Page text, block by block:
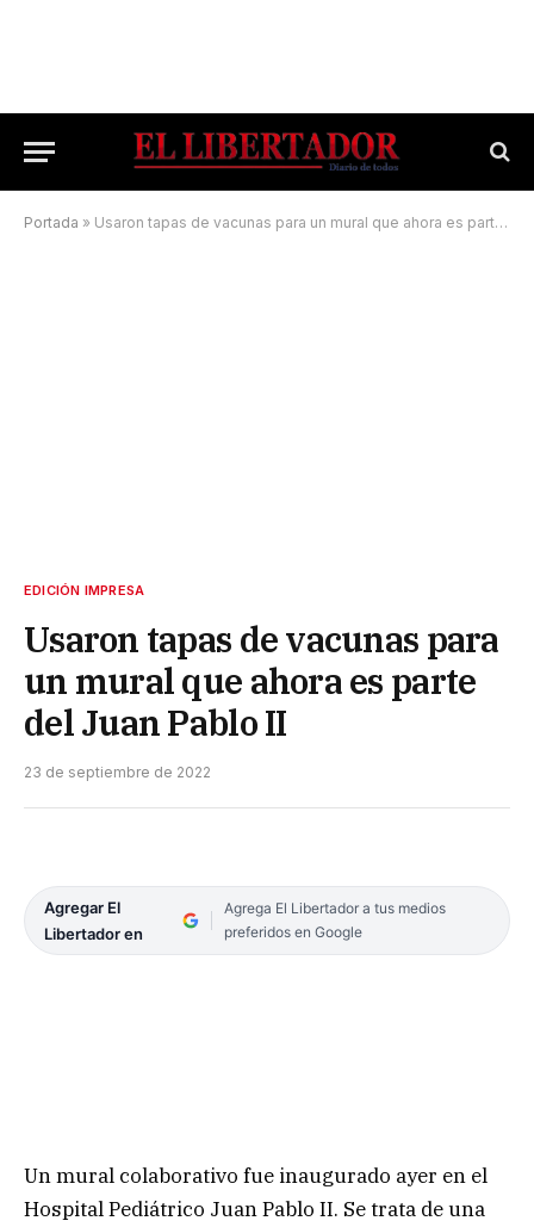
Portada » Usaron tapas de vacunas para un mural que ahora es parte del Juan Pablo II
EDICIÓN IMPRESA
Usaron tapas de vacunas para
un mural que ahora es parte
del Juan Pablo II
23 de septiembre de 2022
Agregar El
Libertador en
Agrega El Libertador a tus medios
preferidos en Google
Un mural colaborativo fue inaugurado ayer en el
Hospital Pediátrico Juan Pablo II. Se trata de una